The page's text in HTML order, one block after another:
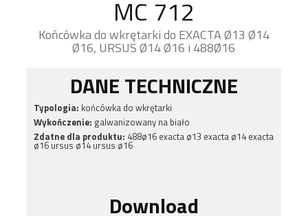
MC 712
Końcówka do wkrętarki do EXACTA Ø13 Ø14
Ø16, URSUS Ø14 Ø16 i 488Ø16
DANE TECHNICZNE
Typologia: końcówka do wkrętarki
Wykończenie: galwanizowany na biało
Zdatne dla produktu: 488ø16 exacta ø13 exacta ø14 exacta
ø16 ursus ø14 ursus ø16
Download